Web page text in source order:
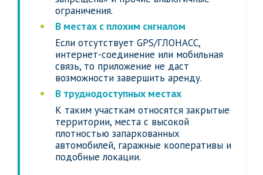
ограничения.
В местах с плохим сигналом
Если отсутствует GPS/ГЛОНАСС,
интернет-соединение или мобильная
связь, то приложение не даст
возможности завершить аренду.
В труднодоступных местах
К таким участкам относятся закрытые
территории, места с высокой
плотностью запаркованных
автомобилей, гаражные кооперативы и
подобные локации.